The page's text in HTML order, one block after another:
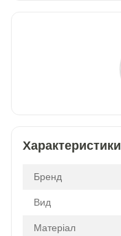
Характеристики
Бренд
Вид
Матеріал